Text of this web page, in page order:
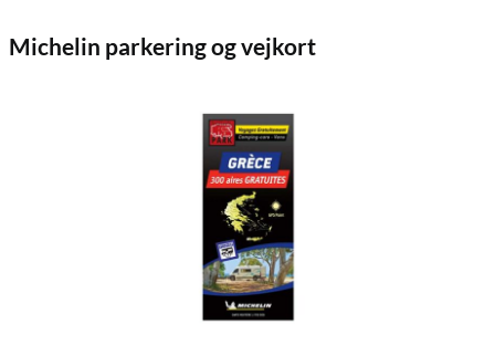
Michelin parkering og vejkort